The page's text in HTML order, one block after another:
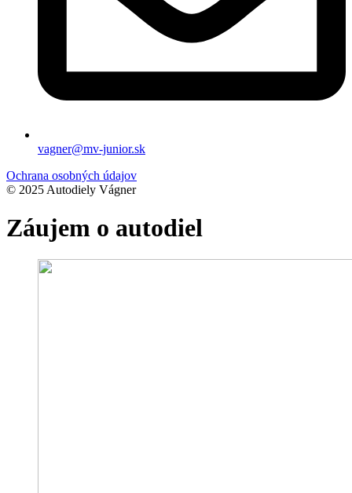
vagner@mv-junior.sk
Ochrana osobných údajov
© 2025 Autodiely Vágner
Záujem o autodiel